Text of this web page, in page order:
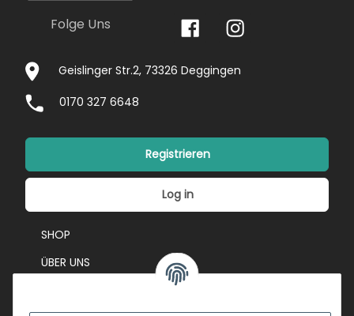
Folge Uns
Geislinger Str.2, 73326 Deggingen
0170 327 6648
Registrieren
Log in
SHOP
ÜBER UNS